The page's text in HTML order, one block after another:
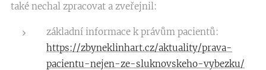
také nechal zpracovat a zveřejnil:
základní informace k právům pacientů:
https://zbyneklinhart.cz/aktuality/prava-
pacientu-nejen-ze-sluknovskeho-vybezku/